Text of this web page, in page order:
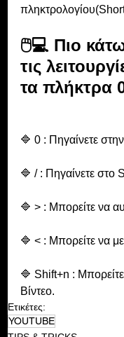
🖱💻 Πιο
τις
τα πλήκτρα
🔷 0 : Πηγαίνετε
🔷 / : Πηγαίνετε στο
🔷 > : Μπορείτε να
🔷 < : Μπορείτε να
🔷 Shift+n :
Βίντεο.
Ετικέτες:
YOUTUBE